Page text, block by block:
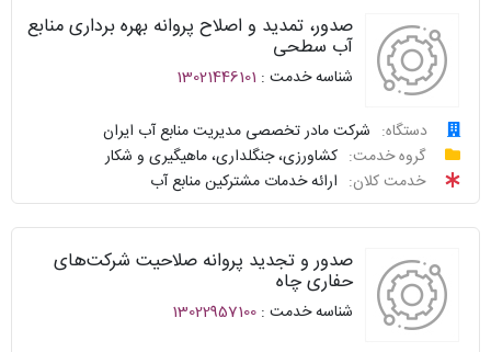
نظرسنجی
سوالات
سامانه
خدمات
دولت
واحد
پاسخگو
توافقنامه
نظرسنجی
سوالات
صدور، تمدید و اصلاح پروانه بهره برداری منابع
آب سطحی
شناسه خدمت : 13021446101
دستگاه:
شرکت مادر تخصصی مدیریت منابع آب ایران
گروه خدمت:
کشاورزی، جنگلداری، ماهیگیری و شکار
خدمت کلان:
ارائه خدمات مشترکین منابع آب
درخواست
پیگیری
واحد
پاسخگو
صدور و تجدید پروانه صلاحیت شرکت‌های
حفاری چاه
شناسه خدمت : 13022957100